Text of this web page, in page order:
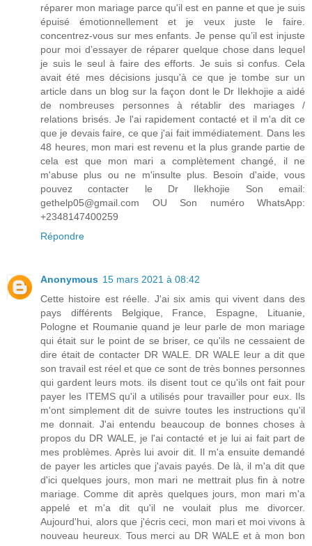
réparer mon mariage parce qu'il est en panne et que je suis
épuisé émotionnellement et je veux juste le faire.
concentrez-vous sur mes enfants. Je pense qu’il est injuste
pour moi d’essayer de réparer quelque chose dans lequel
je suis le seul à faire des efforts. Je suis si confus. Cela
avait été mes décisions jusqu'à ce que je tombe sur un
article dans un blog sur la façon dont le Dr Ilekhojie a aidé
de nombreuses personnes à rétablir des mariages /
relations brisés. Je l'ai rapidement contacté et il m'a dit ce
que je devais faire, ce que j'ai fait immédiatement. Dans les
48 heures, mon mari est revenu et la plus grande partie de
cela est que mon mari a complètement changé, il ne
m'abuse plus ou ne m'insulte plus. Besoin d'aide, vous
pouvez contacter le Dr Ilekhojie Son email:
gethelp05@gmail.com OU Son numéro WhatsApp:
+2348147400259
Répondre
Anonymous 15 mars 2021 à 08:42
Cette histoire est réelle. J'ai six amis qui vivent dans des
pays différents Belgique, France, Espagne, Lituanie,
Pologne et Roumanie quand je leur parle de mon mariage
qui était sur le point de se briser, ce qu'ils ne cessaient de
dire était de contacter DR WALE. DR WALE leur a dit que
son travail est réel et que ce sont de très bonnes personnes
qui gardent leurs mots. ils disent tout ce qu'ils ont fait pour
payer les ITEMS qu'il a utilisés pour travailler pour eux. Ils
m'ont simplement dit de suivre toutes les instructions qu'il
me donnait. J'ai entendu beaucoup de bonnes choses à
propos du DR WALE, je l'ai contacté et je lui ai fait part de
mes problèmes. Après lui avoir dit. Il m'a ensuite demandé
de payer les articles que j'avais payés. De là, il m'a dit que
d'ici quelques jours, mon mari ne mettrait plus fin à notre
mariage. Comme dit après quelques jours, mon mari m'a
appelé et m'a dit qu'il ne voulait plus me divorcer.
Aujourd'hui, alors que j'écris ceci, mon mari et moi vivons à
nouveau heureux. Tous merci au DR WALE et à mon bon